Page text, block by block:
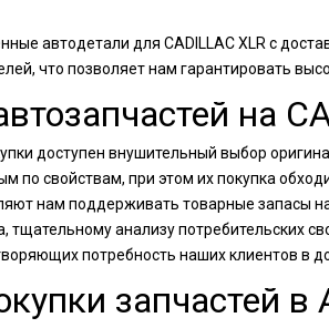
автодетали для CADILLAC XLR с
что позволяет нам гарантировать
на
доступен внушительный выбор
по свойствам, при этом их покупка
нам поддерживать товарные запасы
тщательному анализу потребительских
потребность наших клиентов в
запчастей в